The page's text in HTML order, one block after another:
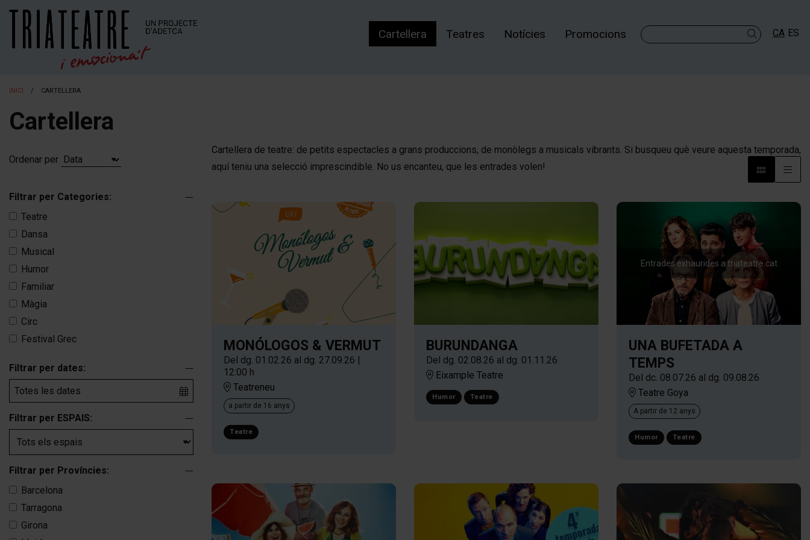
CA ES
Cercar
Cartellera Teatres Notícies Promocions
INICI CARTELLERA
Cartellera
Cartellera de teatre: de petits espectacles a grans produccions, de monòlegs a musicals vibrants. Si busqueu què veure aquesta temporada,
aquí teniu una selecció imprescindible. No us encanteu, que les entrades volen!
MONÓLOGOS & VERMUT
Del dg. 01.02.26 al dg. 27.09.26 |
12:00 h
Teatreneu
a partir de 16 anys
Teatre
BURUNDANGA
Del dg. 02.08.26 al dg. 01.11.26
Eixample Teatre
Humor Teatre
Entrades exhaurides a triateatre.cat
UNA BUFETADA A
TEMPS
Del dc. 08.07.26 al dg. 09.08.26
Teatre Goya
A partir de 12 anys
Humor Teatre
Ordenar per
Filtrar per Categories:
Teatre
Dansa
Musical
Humor
Familiar
Màgia
Circ
Festival Grec
Filtrar per dates:
Filtrar per ESPAIS:
Filtrar per Províncies:
Barcelona
Tarragona
Girona